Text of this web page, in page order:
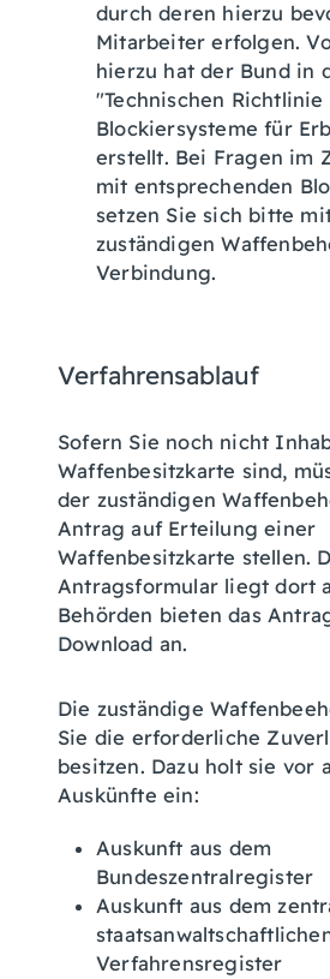
durch deren hierzu
Mitarbeiter erfolgen.
hierzu hat der Bund in
"Technischen Richtlinie
Blockiersysteme für
erstellt. Bei Fragen im
mit entsprechenden
setzen Sie sich bitte
zuständigen
Verbindung.
Verfahrensablauf
Sofern Sie noch nicht
Waffenbesitzkarte sind,
der zuständigen
Antrag auf Erteilung einer
Waffenbesitzkarte stellen.
Antragsformular liegt dort
Behörden bieten das
Download an.
Die zuständige
Sie die erforderliche
besitzen. Dazu holt sie vor
Auskünfte ein:
Auskunft aus dem
Bundeszentralregister
Auskunft aus dem
Verfahrensregister